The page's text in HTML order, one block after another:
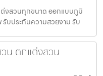
งสวนทุกขนาด ออกแบบภูมิ
บประกันความสวยงาม รับ
น ตกแต่งสวน